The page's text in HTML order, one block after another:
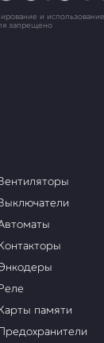
и
запрещено
памяти